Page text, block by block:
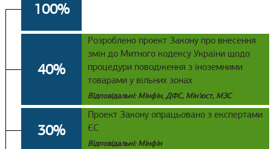
100%
40%
Розроблено проект Закону про внесення
змін до Митного кодексу України щодо
процедури поводження з іноземними
товарами у вільних зонах
Відповідальні: Мінфін, ДФС, Мін'юст, МЗС
30%
Проект Закону опрацьовано з експертами
ЄС
Відповідальні: Мінфін